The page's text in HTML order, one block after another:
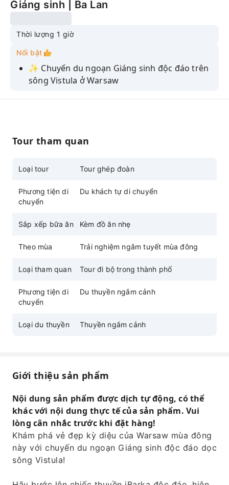
Giáng sinh | Ba Lan
Thời lượng 1 giờ
Nổi bật
✨ Chuyến du ngoạn Giáng sinh độc đáo trên
sông Vistula ở Warsaw
Thuyền iBarka rực rỡ sắc màu với đèn, âm
những giai điệu Giáng sinh trên tàu.
Hoàng gia từ mặt nước.
hẹn hò lãng mạn mùa đông.
Tour tham quan
Loại tour Tour ghép đoàn
Phương tiện di
chuyển
Du khách tự di chuyển
Sắp xếp bữa ăn Kèm đồ ăn nhẹ
Theo mùa Trải nghiệm ngắm tuyết mùa đông
Loại tham quan Tour đi bộ trong thành phố
Phương tiện di
chuyển
Du thuyền ngắm cảnh
Loại du thuyền Thuyền ngắm cảnh
Giới thiệu sản phẩm
Nội dung sản phẩm được dịch tự động, có thể
khác với nội dung thực tế của sản phẩm. Vui
lòng cân nhắc trước khi đặt hàng!
Khám phá vẻ đẹp kỳ diệu của Warsaw mùa đông
này với chuyến du ngoạn Giáng sinh độc đáo dọc
sông Vistula!